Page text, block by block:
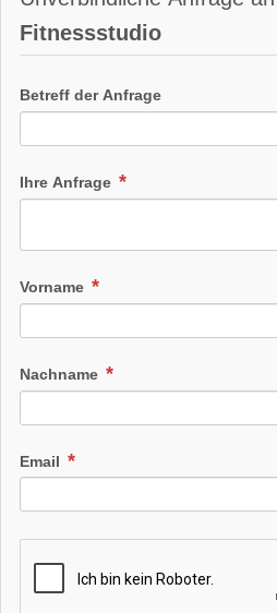
Fitnessstudio
Betreff der Anfrage
Ihre Anfrage
Vorname
Nachname
Email